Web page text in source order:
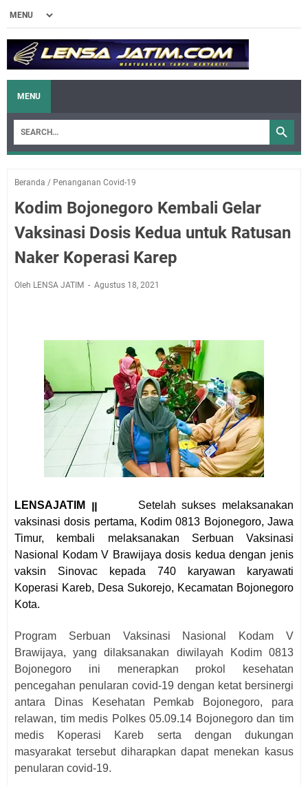
MENU
Beranda / Penanganan Covid-19
Kodim Bojonegoro Kembali Gelar
Vaksinasi Dosis Kedua untuk Ratusan
Naker Koperasi Karep
Oleh LENSA JATIM Agustus 18, 2021
LENSAJATIM ꞁꞁ
Setelah sukses melaksanakan
vaksinasi dosis pertama, Kodim 0813 Bojonegoro, Jawa
Timur, kembali melaksanakan Serbuan Vaksinasi
Nasional Kodam V Brawijaya dosis kedua dengan jenis
vaksin Sinovac kepada 740 karyawan karyawati
Koperasi Kareb, Desa Sukorejo, Kecamatan Bojonegoro
Kota.
Program Serbuan Vaksinasi Nasional Kodam V
Brawijaya, yang dilaksanakan diwilayah Kodim 0813
Bojonegoro ini menerapkan prokol kesehatan
pencegahan penularan covid-19 dengan ketat bersinergi
antara Dinas Kesehatan Pemkab Bojonegoro, para
relawan, tim medis Polkes 05.09.14 Bojonegoro dan tim
medis Koperasi Kareb serta dengan dukungan
masyarakat tersebut diharapkan dapat menekan kasus
penularan covid-19.